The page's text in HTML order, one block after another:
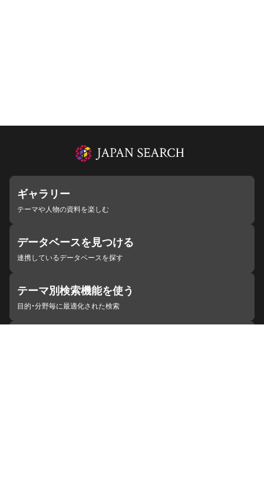
ギャラリー
テーマや人物の資料を楽しむ
データベースを見つける
連携しているデータベースを探す
テーマ別検索機能を使う
目的・分野毎に最適化された検索